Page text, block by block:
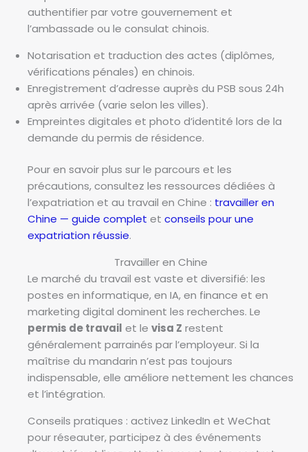
authentifier par votre gouvernement et
l’ambassade ou le consulat chinois.
Notarisation et traduction des actes (diplômes,
vérifications pénales) en chinois.
Enregistrement d’adresse auprès du PSB sous 24h
après arrivée (varie selon les villes).
Empreintes digitales et photo d’identité lors de la
demande du permis de résidence.
Pour en savoir plus sur le parcours et les
précautions, consultez les ressources dédiées à
l’expatriation et au travail en Chine : travailler en
Chine — guide complet et conseils pour une
expatriation réussie.
Travailler en Chine
Le marché du travail est vaste et diversifié: les
postes en informatique, en IA, en finance et en
marketing digital dominent les recherches. Le
permis de travail et le visa Z restent
généralement parrainés par l’employeur. Si la
maîtrise du mandarin n’est pas toujours
indispensable, elle améliore nettement les chances
et l’intégration.
Conseils pratiques : activez LinkedIn et WeChat
pour réseauter, participez à des événements